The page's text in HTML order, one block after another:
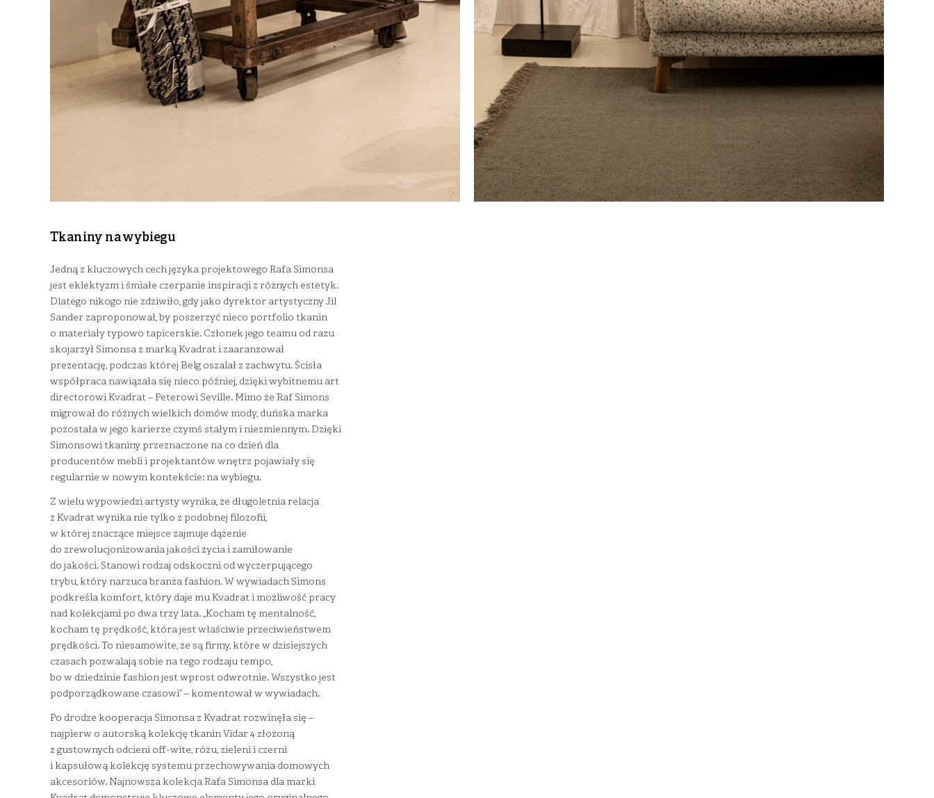
Tkaniny na wybiegu
Jedną z kluczowych cech języka projektowego Rafa Simonsa
jest eklektyzm i śmiałe czerpanie inspiracji z różnych estetyk.
Dlatego nikogo nie zdziwiło, gdy jako dyrektor artystyczny Jil
Sander zaproponował, by poszerzyć nieco portfolio tkanin
o materiały typowo tapicerskie. Członek jego teamu od razu
skojarzył Simonsa z marką Kvadrat i zaaranżował
prezentację, podczas której Belg oszalał z zachwytu. Ścisła
współpraca nawiązała się nieco później, dzięki wybitnemu art
directorowi Kvadrat – Peterowi Seville. Mimo że Raf Simons
migrował do różnych wielkich domów mody, duńska marka
pozostała w jego karierze czymś stałym i niezmiennym. Dzięki
Simonsowi tkaniny przeznaczone na co dzień dla
producentów mebli i projektantów wnętrz pojawiały się
regularnie w nowym kontekście: na wybiegu.
Z wielu wypowiedzi artysty wynika, że długoletnia relacja
z Kvadrat wynika nie tylko z podobnej filozofii,
w której znaczące miejsce zajmuje dążenie
do zrewolucjonizowania jakości życia i zamiłowanie
do jakości. Stanowi rodzaj odskoczni od wyczerpującego
trybu, który narzuca branża fashion. W wywiadach Simons
podkreśla komfort, który daje mu Kvadrat i możliwość pracy
nad kolekcjami po dwa trzy lata. „Kocham tę mentalność,
kocham tę prędkość, która jest właściwie przeciwieństwem
prędkości. To niesamowite, że są firmy, które w dzisiejszych
czasach pozwalają sobie na tego rodzaju tempo,
bo w dziedzinie fashion jest wprost odwrotnie. Wszystko jest
podporządkowane czasowi” – komentował w wywiadach.
Po drodze kooperacja Simonsa z Kvadrat rozwinęła się –
najpierw o autorską kolekcję tkanin Vidar 4 złożoną
z gustownych odcieni off-wite, różu, zieleni i czerni
i kapsułową kolekcję systemu przechowywania domowych
akcesoriów. Najnowsza kolekcja Rafa Simonsa dla marki